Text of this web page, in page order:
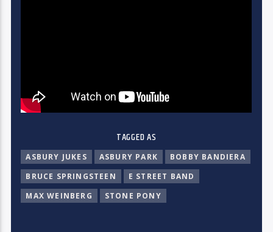
TAGGED AS
ASBURY JUKES ASBURY PARK
BOBBY BANDIERA
BRUCE SPRINGSTEEN
E STREET BAND
MAX WEINBERG
STONE PONY